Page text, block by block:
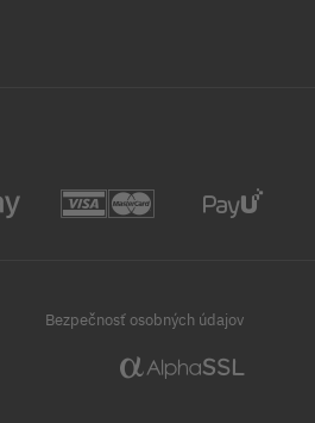
Bezpečnosť osobných údajov